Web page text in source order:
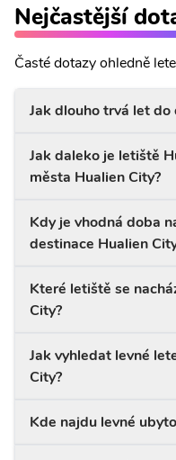
Nejčastější
Časté dotazy ohledně
Jak dlouho trvá let
Jak daleko je letiště
města Hualien City?
Kdy je vhodná doba
destinace Hualien
Které letiště se
City?
Jak vyhledat levné
City?
Kde najdu levné